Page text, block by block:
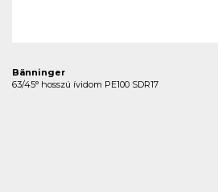
Bänninger
63/45° hosszú ívidom PE100 SDR17